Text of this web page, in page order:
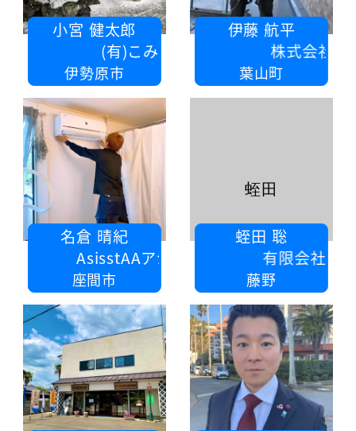
小宮 健太郎
(有)こみや料亭
伊勢原市
伊藤 航平
株式会社拓伸
葉山町
名倉 晴紀
アシストツーエース
座間市
蛭田 聡
有限会社 誠報社
藤野
蛭田